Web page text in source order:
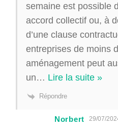
semaine est possible
accord collectif ou, à
d’une clause
entreprises de moins
aménagement peut
un… Lire la suite »
Répondre
Norbert 29/07/